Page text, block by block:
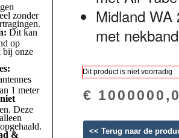
zonder
Dit kan
op
bij onze
1 meter
niet
Deze
&
Midland WA
met nekband
Dit product is niet voorradig
€
<< Terug naar de